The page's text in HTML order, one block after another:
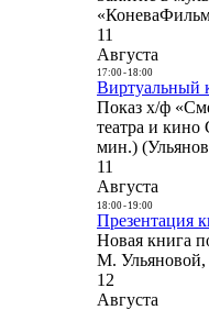
11
Августа
17:00- 18:00
Виртуальный
Показ х/ф
театра и
мин.)
11
Августа
18:00- 19:00
Презентация
Новая книга
М.
12
Августа